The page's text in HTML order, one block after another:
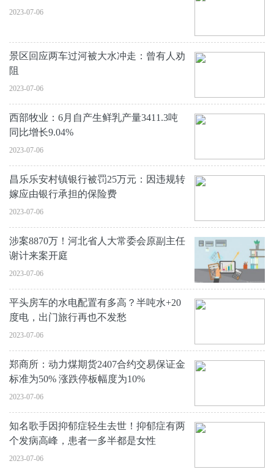
2023-07-06
景区回应两车过河被大水冲走：曾有人劝
阻
2023-07-06
西部牧业：6月自产生鲜乳产量3411.3吨
同比增长9.04%
2023-07-06
昌乐乐安村镇银行被罚25万元：因违规转
嫁应由银行承担的保险费
2023-07-06
涉案8870万！河北省人大常委会原副主任
谢计来案开庭
2023-07-06
平头房车的水电配置有多高？半吨水+20
度电，出门旅行再也不发愁
2023-07-06
郑商所：动力煤期货2407合约交易保证金
标准为50% 涨跌停板幅度为10%
2023-07-06
知名歌手因抑郁症轻生去世！抑郁症有两
个发病高峰，患者一多半都是女性
2023-07-06